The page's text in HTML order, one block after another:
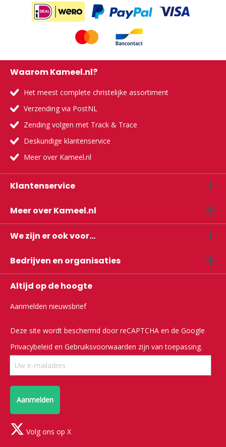
Waarom Kameel.nl?
Het meest complete christelijke assortiment
Verzending via PostNL
Zending volgen met Track & Trace
Deskundige klantenservice
Meer over Kameel.nl
Klantenservice
Meer over Kameel.nl
We zijn er ook voor...
Bedrijven en organisaties
Altijd op de hoogte
Aanmelden nieuwsbrief
Deze site wordt beschermd door reCAPTCHA en de Google
Privacybeleid en Gebruiksvoorwaarden zijn van toepassing.
Aanmelden
Volg ons op X